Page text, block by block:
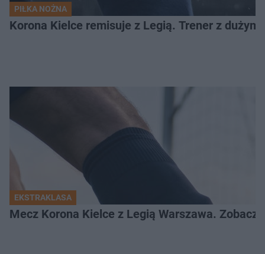
PIŁKA NOŻNA
Korona Kielce remisuje z Legią. Trener z dużym
EKSTRAKLASA
Mecz Korona Kielce z Legią Warszawa. Zobacz